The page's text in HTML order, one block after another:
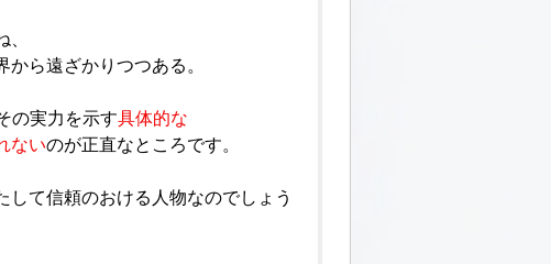
ら遠ざかりつつある。
の実力を示す具体的な
ないのが正直なところです。
して信頼のおける人物なのでしょう